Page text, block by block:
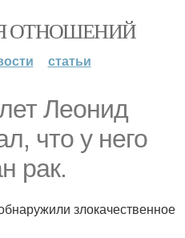
ОТНОШЕНИЙ
статьи
Леонид
что у него
рак.
злокачественное